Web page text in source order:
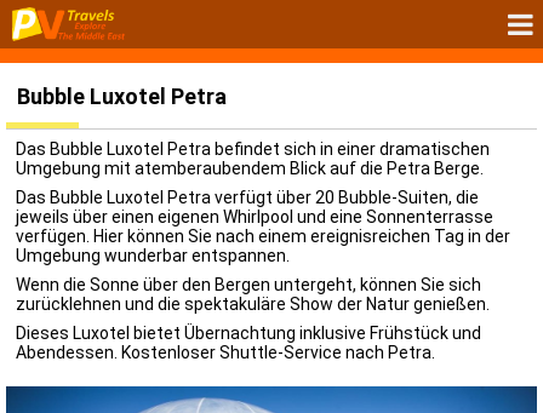
Bubble Luxotel Petra
Das Bubble Luxotel Petra befindet sich in einer dramatischen
Umgebung mit atemberaubendem Blick auf die Petra Berge.
Das Bubble Luxotel Petra verfügt über 20 Bubble-Suiten, die
jeweils über einen eigenen Whirlpool und eine Sonnenterrasse
verfügen. Hier können Sie nach einem ereignisreichen Tag in der
Umgebung wunderbar entspannen.
Wenn die Sonne über den Bergen untergeht, können Sie sich
zurücklehnen und die spektakuläre Show der Natur genießen.
Dieses Luxotel bietet Übernachtung inklusive Frühstück und
Abendessen. Kostenloser Shuttle-Service nach Petra.